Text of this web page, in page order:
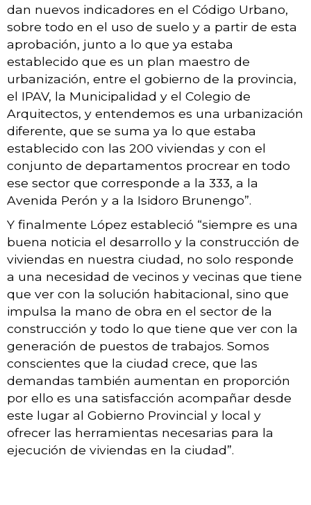
dan nuevos indicadores en el Código Urbano,
sobre todo en el uso de suelo y a partir de esta
aprobación, junto a lo que ya estaba
establecido que es un plan maestro de
urbanización, entre el gobierno de la provincia,
el IPAV, la Municipalidad y el Colegio de
Arquitectos, y entendemos es una urbanización
diferente, que se suma ya lo que estaba
establecido con las 200 viviendas y con el
conjunto de departamentos procrear en todo
ese sector que corresponde a la 333, a la
Avenida Perón y a la Isidoro Brunengo”.
Y finalmente López estableció “siempre es una
buena noticia el desarrollo y la construcción de
viviendas en nuestra ciudad, no solo responde
a una necesidad de vecinos y vecinas que tiene
que ver con la solución habitacional, sino que
impulsa la mano de obra en el sector de la
construcción y todo lo que tiene que ver con la
generación de puestos de trabajos. Somos
conscientes que la ciudad crece, que las
demandas también aumentan en proporción
por ello es una satisfacción acompañar desde
este lugar al Gobierno Provincial y local y
ofrecer las herramientas necesarias para la
ejecución de viviendas en la ciudad”.